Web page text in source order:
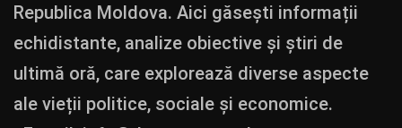
Republica Moldova. Aici găsești informații
echidistante, analize obiective și știri de
ultimă oră, care explorează diverse aspecte
ale vieții politice, sociale și economice.